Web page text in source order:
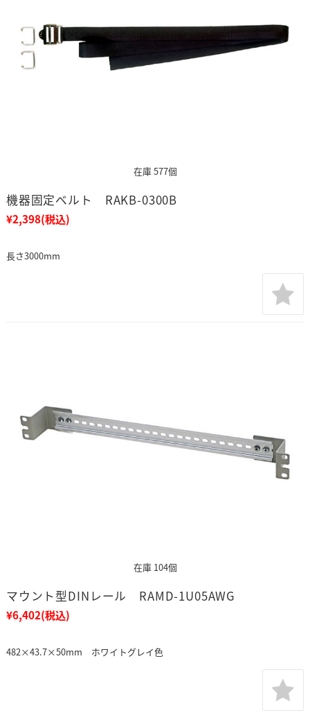
在庫 577個
機器固定ベルト RAKB-0300B
¥2,398(税込)
長さ3000mm
在庫 104個
マウント型DINレール RAMD-1U05AWG
¥6,402(税込)
482×43.7×50mm ホワイトグレイ色